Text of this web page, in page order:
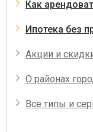
Как
Ипотека без
Акции и
О районах
Все типы и